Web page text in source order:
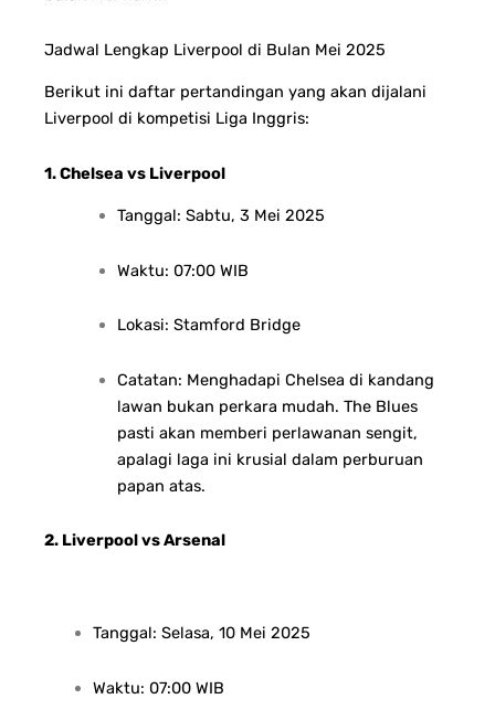
Jadwal Lengkap Liverpool di Bulan Mei 2025
Berikut ini daftar pertandingan yang akan dijalani
Liverpool di kompetisi Liga Inggris:
1. Chelsea vs Liverpool
Tanggal: Sabtu, 3 Mei 2025
Waktu: 07:00 WIB
Lokasi: Stamford Bridge
Catatan: Menghadapi Chelsea di kandang
lawan bukan perkara mudah. The Blues
pasti akan memberi perlawanan sengit,
apalagi laga ini krusial dalam perburuan
papan atas.
2. Liverpool vs Arsenal
Tanggal: Selasa, 10 Mei 2025
Waktu: 07:00 WIB